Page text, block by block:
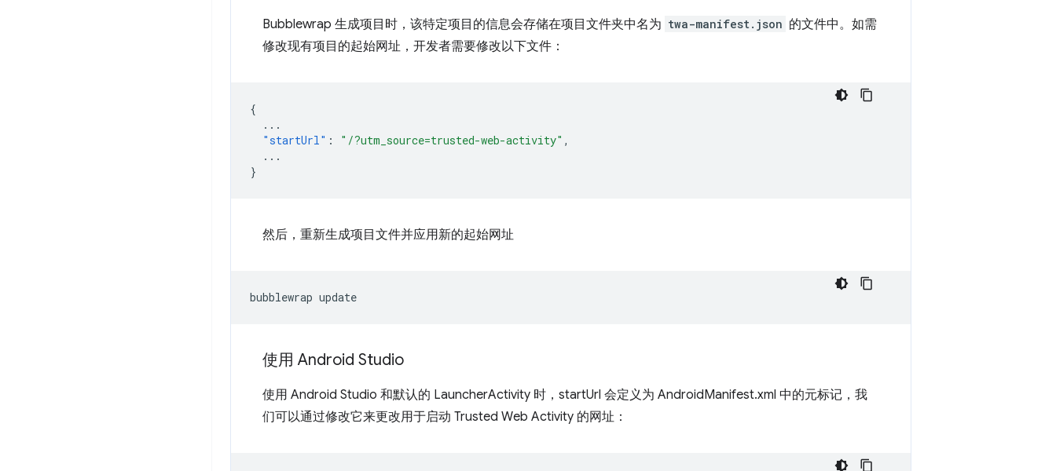
Bubblewrap 生成项目时，该特定项目的信息会存储在项目文件夹中名为 twa-manifest.json 的文件中。如需
修改现有项目的起始网址，开发者需要修改以下文件：
{
...
"startUrl" : "/?utm_source=trusted-web-activity" ,
...
}
然后，重新生成项目文件并应用新的起始网址
bubblewrap
使用 Android Studio
使用 Android Studio 和默认的 LauncherActivity 时，startUrl 会定义为 AndroidManifest.xml 中的元标记，我
们可以通过修改它来更改用于启动 Trusted Web Activity 的网址：